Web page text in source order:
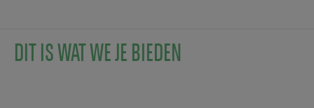
DIT IS WAT WE JE BIEDEN